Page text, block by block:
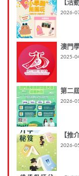
【活
2026-
澳門
2025-
第二
2026-
【推
2026-